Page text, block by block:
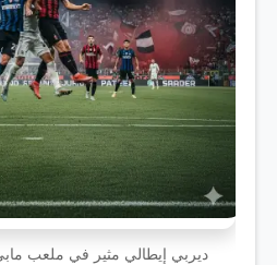
ديربي إيطالي مثير في ملعب